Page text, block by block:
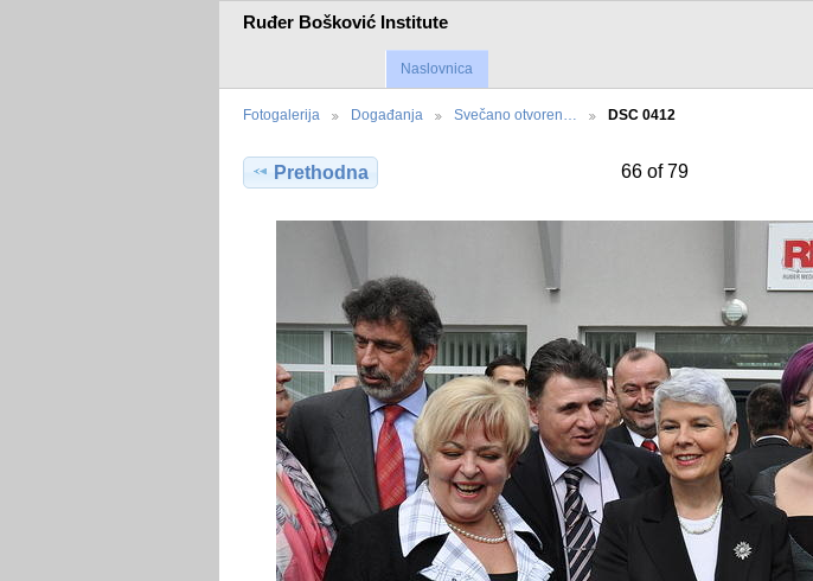
Ruđer Bošković Institute
Naslovnica
Fotogalerija Događanja Svečano otvoren… DSC 0412
Prethodna 66 of 79